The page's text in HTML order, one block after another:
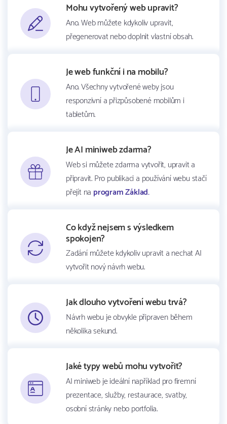
Mohu vytvořený web upravit?
Ano. Web můžete kdykoliv upravit,
přegenerovat nebo doplnit vlastní obsah.
Je web funkční i na mobilu?
Ano. Všechny vytvořené weby jsou
responzivní a přizpůsobené mobilům i
tabletům.
Je AI miniweb zdarma?
Web si můžete zdarma vytvořit, upravit a
připravit. Pro publikaci a používání webu stačí
přejít na program Základ.
Co když nejsem s výsledkem
spokojen?
Zadání můžete kdykoliv upravit a nechat AI
vytvořit nový návrh webu.
Jak dlouho vytvoření webu trvá?
Návrh webu je obvykle připraven během
několika sekund.
Jaké typy webů mohu vytvořit?
AI miniweb je ideální například pro firemní
prezentace, služby, restaurace, svatby,
osobní stránky nebo portfolia.